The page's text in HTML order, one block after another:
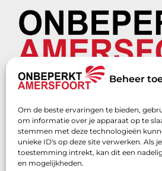
Beheer
Om de beste ervaringen te bieden,
om informatie over je apparaat op te
stemmen met deze technologieën
unieke ID's op deze site verwerken. Als
toestemming intrekt, kan dit een
en mogelijkheden.
E-mail: